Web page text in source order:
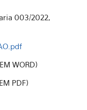
003/2022,
WORD)
PDF)